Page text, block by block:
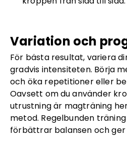
Variation och
För bästa resultat, variera
gradvis intensiteten. Börja
och öka repetitioner eller
Oavsett om du använder
utrustning är magträning
metod. Regelbunden
förbättrar balansen och ger